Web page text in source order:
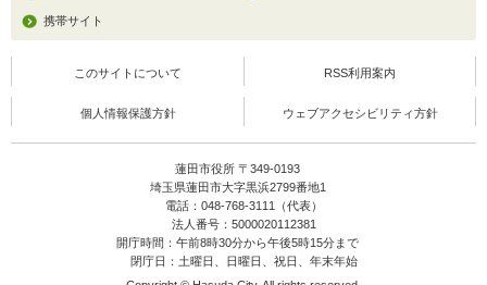
携帯サイト
このサイトについて RSS利用案内
個人情報保護方針 ウェブアクセシビリティ方針
蓮田市役所 〒349-0193
埼玉県蓮田市大字黒浜2799番地1
電話：048-768-3111（代表）
法人番号：5000020112381
開庁時間：午前8時30分から午後5時15分まで
閉庁日：土曜日、日曜日、祝日、年末年始